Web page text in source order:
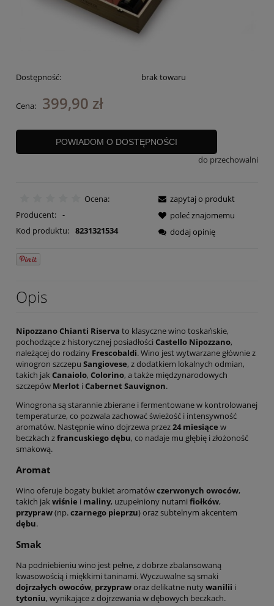
Dostępność: brak towaru
Cena: 399,90 zł
POWIADOM O DOSTĘPNOŚCI
do przechowalni
Ocena:
Producent: -
Kod produktu: 8231321534
zapytaj o produkt
poleć znajomemu
dodaj opinię
Opis
Nipozzano Chianti Riserva to klasyczne wino toskańskie,
pochodzące z historycznej posiadłości Castello Nipozzano,
należącej do rodziny Frescobaldi. Wino jest wytwarzane głównie z
winogron szczepu Sangiovese, z dodatkiem lokalnych odmian,
takich jakCanaiolo, Colorino, a także międzynarodowych
szczepów Merlot i Cabernet Sauvignon.
Winogrona są starannie zbierane i fermentowane w kontrolowanej
temperaturze, co pozwala zachować świeżość i intensywność
aromatów. Następnie wino dojrzewa przez24 miesiące w
beczkach zfrancuskiego dębu, co nadaje mu głębię i złożoność
smakową.
Aromat
Wino oferuje bogaty bukiet aromatówczerwonych owoców,
takich jakwiśnie i maliny, uzupełniony nutami fiołków,
przypraw(np.czarnego pieprzu) oraz subtelnym akcentem
dębu.
Smak
Na podniebieniu wino jest pełne, z dobrze zbalansowaną
kwasowością i miękkimi taninami. Wyczuwalne są smaki
dojrzałych owoców, przypraworaz delikatne nutywanilii i
tytoniu, wynikające z dojrzewania w dębowych beczkach.